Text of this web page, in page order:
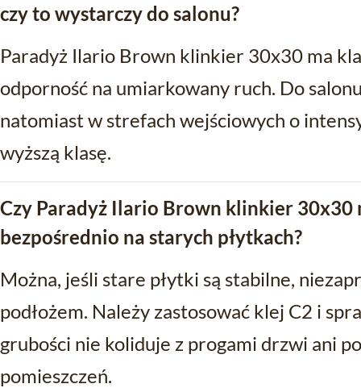
czy to wystarczy do salonu?
Paradyż Ilario Brown klinkier 30x30 ma
odporność na umiarkowany ruch. Do
natomiast w strefach wejściowych o
wyższą klasę.
Czy Paradyż Ilario Brown klinkier 30x30
bezpośrednio na starych płytkach?
Można, jeśli stare płytki są stabilne,
podłożem. Należy zastosować klej C2 i
grubości nie koliduje z progami drzwi ani
pomieszczeń.